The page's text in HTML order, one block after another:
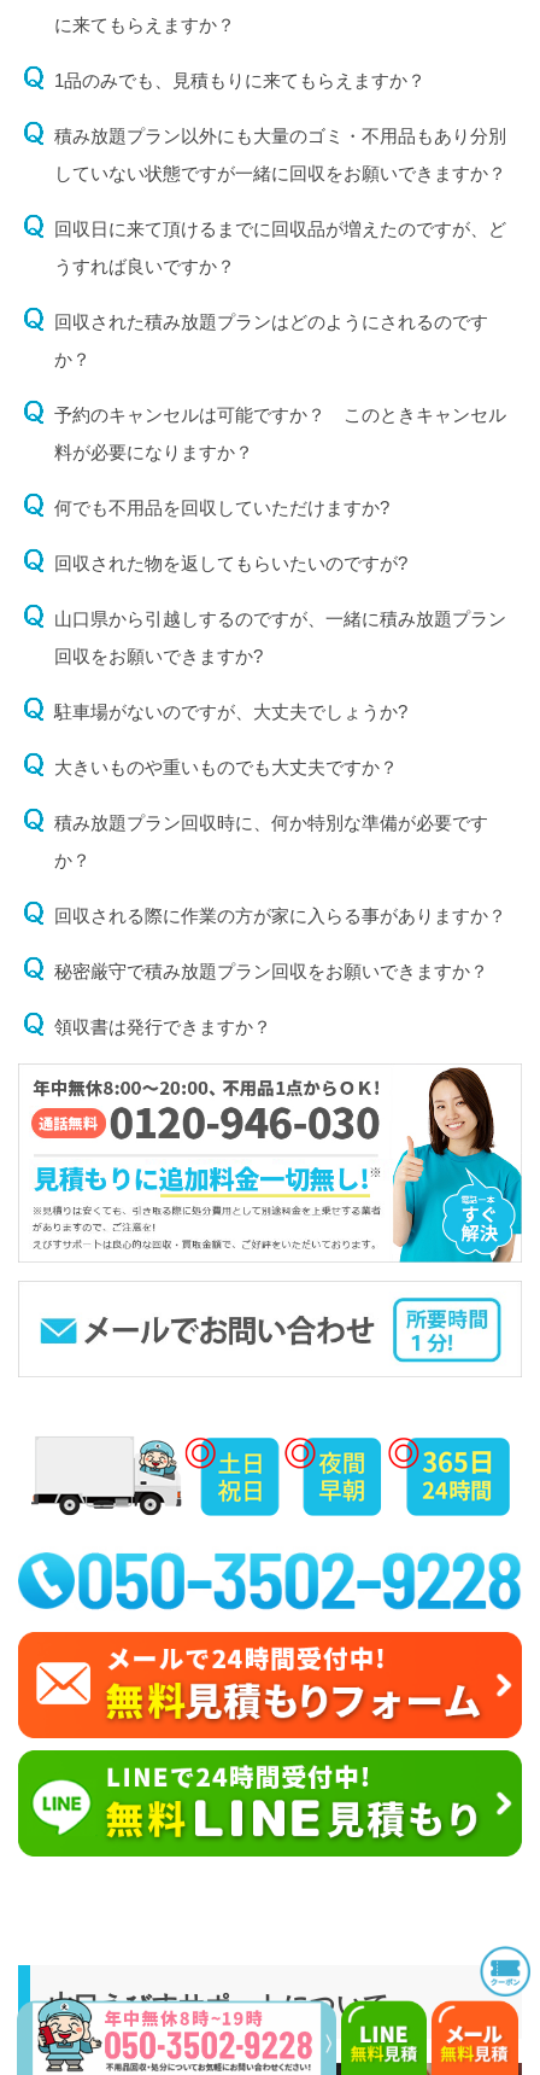
に来てもらえますか？
1品のみでも、見積もりに来てもらえますか？
積み放題プラン以外にも大量のゴミ・不用品もあり分別
していない状態ですが一緒に回収をお願いできますか？
回収日に来て頂けるまでに回収品が増えたのですが、ど
うすれば良いですか？
回収された積み放題プランはどのようにされるのです
か？
予約のキャンセルは可能ですか？ このときキャンセル
料が必要になりますか？
何でも不用品を回収していただけますか?
回収された物を返してもらいたいのですが?
山口県から引越しするのですが、一緒に積み放題プラン
回収をお願いできますか?
駐車場がないのですが、大丈夫でしょうか?
大きいものや重いものでも大丈夫ですか？
積み放題プラン回収時に、何か特別な準備が必要です
か？
回収される際に作業の方が家に入らる事がありますか？
秘密厳守で積み放題プラン回収をお願いできますか？
領収書は発行できますか？
山口えびすサポートについて